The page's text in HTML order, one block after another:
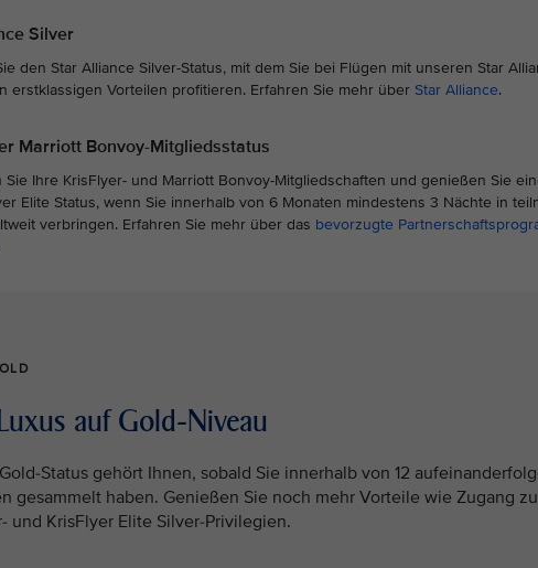
Silver
den Star Alliance Silver-Status, mit dem Sie bei Flügen mit unseren Star
erstklassigen Vorteilen profitieren. Erfahren Sie mehr über Star Alliance.
Marriott Bonvoy-Mitgliedsstatus
Sie Ihre KrisFlyer- und Marriott Bonvoy-Mitgliedschaften und genießen Sie
Elite Status, wenn Sie innerhalb von 6 Monaten mindestens 3 Nächte in
verbringen. Erfahren Sie mehr über das bevorzugte
auf Gold-Niveau
Status gehört Ihnen, sobald Sie innerhalb von 12
gesammelt haben. Genießen Sie noch mehr Vorteile wie Zugang
und KrisFlyer Elite Silver-Privilegien.